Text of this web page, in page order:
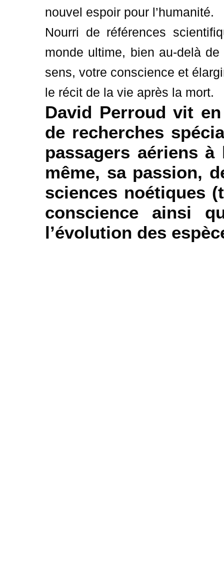
nouvel espoir pour l’humanité.
Nourri de références
monde ultime, bien au-delà
sens, votre conscience et
le récit de la vie après la mort.
David Perroud vit
de recherches
passagers aériens
même, sa passion,
sciences noétiques
conscience ainsi
l’évolution des